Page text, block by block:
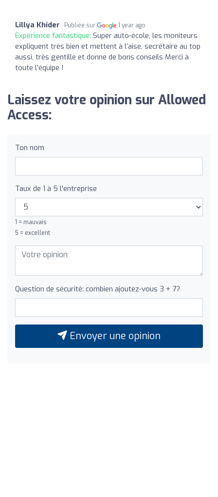
Lillya Khider Publiée sur 1 year ago
Expérience fantastique: Super auto-école, les moniteurs
expliquent très bien et mettent à l’aise, secrétaire au top
aussi, très gentille et donne de bons conseils Merci à
toute l’équipe !
Laissez votre opinion sur Allowed
Access:
Ton nom
Taux de 1 à 5 l'entreprise
1 = mauvais
5 = excellent
Question de sécurité: combien ajoutez-vous 3 + 7?
Envoyer une opinion